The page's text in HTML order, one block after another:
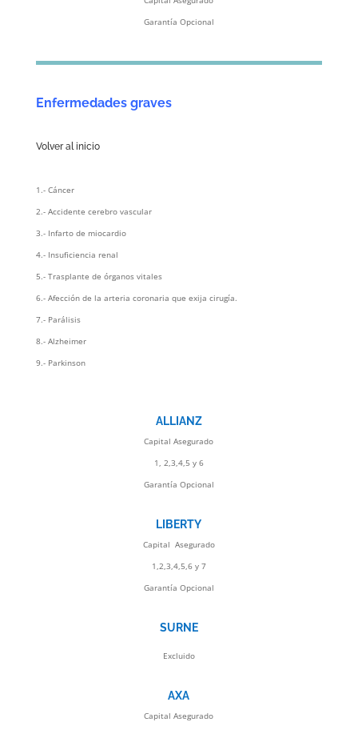
Garantía Opcional
Enfermedades graves
Volver al inicio
1.- Cáncer
2.- Accidente cerebro vascular
3.- Infarto de miocardio
4.- Insuficiencia renal
5.- Trasplante de órganos vitales
6.- Afección de la arteria coronaria que exija cirugía.
7.- Parálisis
8.- Alzheimer
9.- Parkinson
ALLIANZ
Capital Asegurado
1, 2,3,4,5 y 6
Garantía Opcional
LIBERTY
Capital Asegurado
1,2,3,4,5,6 y 7
Garantía Opcional
SURNE
Excluido
AXA
Capital Asegurado